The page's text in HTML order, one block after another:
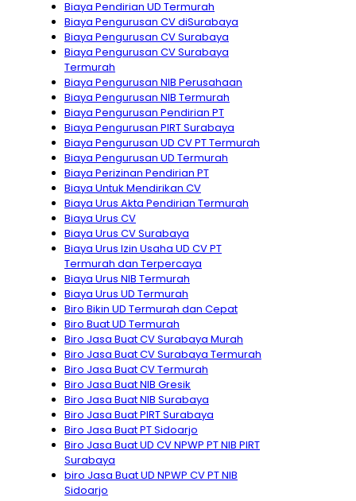
Biaya Pendirian UD Termurah
Biaya Pengurusan CV diSurabaya
Biaya Pengurusan CV Surabaya
Biaya Pengurusan CV Surabaya
Termurah
Biaya Pengurusan NIB Perusahaan
Biaya Pengurusan NIB Termurah
Biaya Pengurusan Pendirian PT
Biaya Pengurusan PIRT Surabaya
Biaya Pengurusan UD CV PT Termurah
Biaya Pengurusan UD Termurah
Biaya Perizinan Pendirian PT
Biaya Untuk Mendirikan CV
Biaya Urus Akta Pendirian Termurah
Biaya Urus CV
Biaya Urus CV Surabaya
Biaya Urus Izin Usaha UD CV PT
Termurah dan Terpercaya
Biaya Urus NIB Termurah
Biaya Urus UD Termurah
Biro Bikin UD Termurah dan Cepat
Biro Buat UD Termurah
Biro Jasa Buat CV Surabaya Murah
Biro Jasa Buat CV Surabaya Termurah
Biro Jasa Buat CV Termurah
Biro Jasa Buat NIB Gresik
Biro Jasa Buat NIB Surabaya
Biro Jasa Buat PIRT Surabaya
Biro Jasa Buat PT Sidoarjo
Biro Jasa Buat UD CV NPWP PT NIB PIRT
Surabaya
biro Jasa Buat UD NPWP CV PT NIB
Sidoarjo